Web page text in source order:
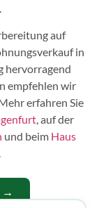
auf
in
hervorragend
empfehlen wir
erfahren Sie
, auf der
und beim Haus
.
→